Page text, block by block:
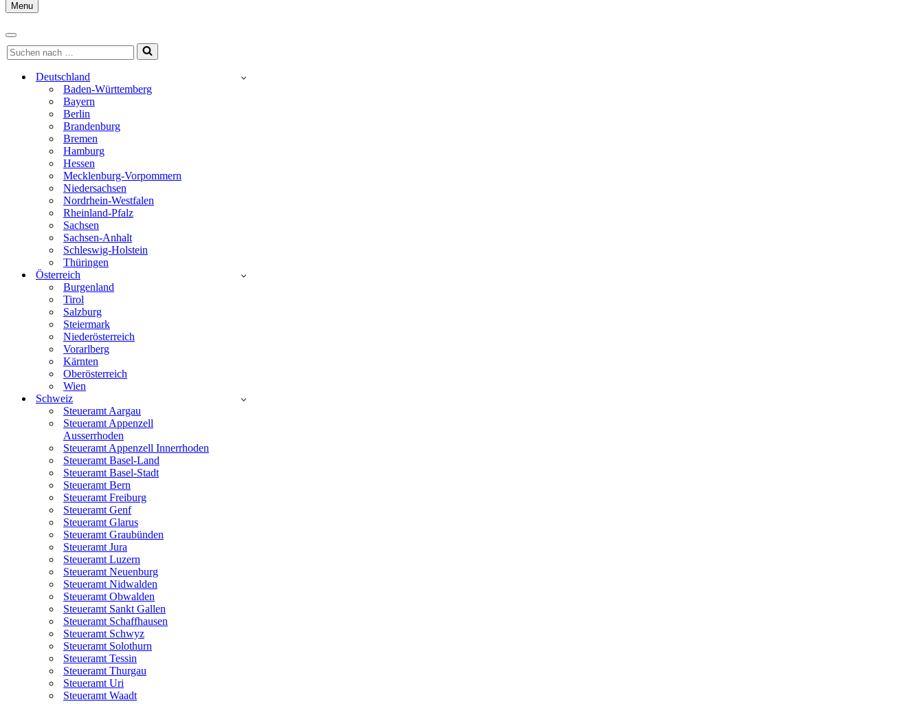
Menu
Navigationsmenü
Navigationsmenü
Suchen
nach …
Deutschland
Baden-Württemberg
Bayern
Berlin
Brandenburg
Bremen
Hamburg
Hessen
Mecklenburg-Vorpommern
Niedersachsen
Nordrhein-Westfalen
Rheinland-Pfalz
Sachsen
Sachsen-Anhalt
Schleswig-Holstein
Thüringen
Österreich
Burgenland
Tirol
Salzburg
Steiermark
Niederösterreich
Vorarlberg
Kärnten
Oberösterreich
Wien
Schweiz
Steueramt Aargau
Steueramt Appenzell
Ausserrhoden
Steueramt Appenzell Innerrhoden
Steueramt Basel-Land
Steueramt Basel-Stadt
Steueramt Bern
Steueramt Freiburg
Steueramt Genf
Steueramt Glarus
Steueramt Graubünden
Steueramt Jura
Steueramt Luzern
Steueramt Neuenburg
Steueramt Nidwalden
Steueramt Obwalden
Steueramt Sankt Gallen
Steueramt Schaffhausen
Steueramt Schwyz
Steueramt Solothurn
Steueramt Tessin
Steueramt Thurgau
Steueramt Uri
Steueramt Waadt